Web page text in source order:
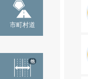
市町村道
他